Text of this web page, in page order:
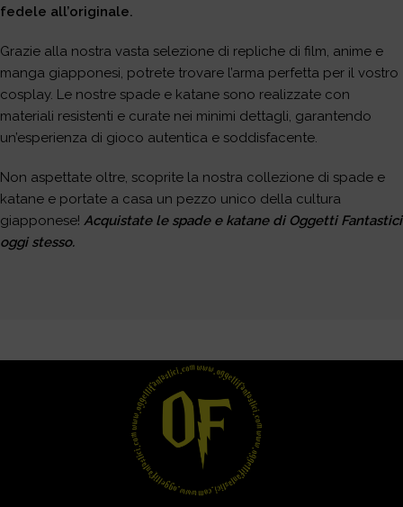
fedele all’originale.
Grazie alla nostra vasta selezione di repliche di film, anime e
manga giapponesi, potrete trovare l’arma perfetta per il vostro
cosplay. Le nostre spade e katane sono realizzate con
materiali resistenti e curate nei minimi dettagli, garantendo
un’esperienza di gioco autentica e soddisfacente.
Non aspettate oltre, scoprite la nostra collezione di spade e
katane e portate a casa un pezzo unico della cultura
giapponese! Acquistate le spade e katane di Oggetti Fantastici
oggi stesso.